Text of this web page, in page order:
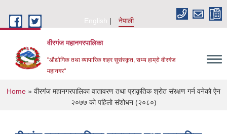
English
नेपाली
वीरगंज महानगरपालिका
"औद्योगिक तथा व्यापारिक शहर सुसंस्कृत, सभ्य हाम्रो वीरगंज
महानगर"
You are here
Home » वीरगंज महानगरपालिका वातावरण तथा प्राकृतिक श्रोत संरक्षण गर्न वनेको ऐन
२०७७ को पहिलो संशोधन (२०८०)